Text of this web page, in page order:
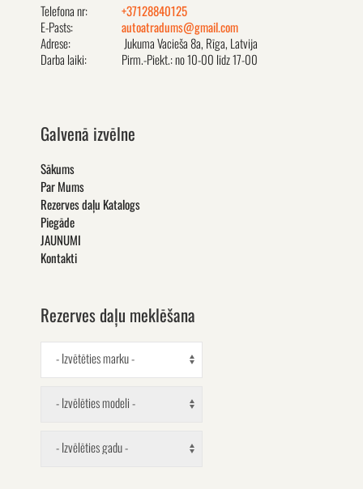
Telefona nr:
+37128840125
E-Pasts:
autoatradums@gmail.com
Adrese:
Jukuma Vacieša 8a, Rīga, Latvija
Darba laiki:
Pirm.-Piekt.: no 10-00 līdz 17-00
Galvenā izvēlne
Sākums
Par Mums
Rezerves daļu Katalogs
Piegāde
JAUNUMI
Kontakti
Rezerves daļu meklēšana
- Izvētēties marku -
- Izvēlēties modeli -
- Izvēlēties gadu -